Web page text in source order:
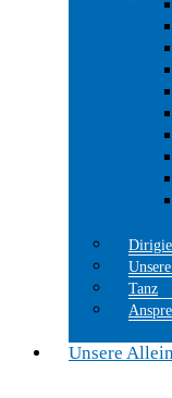
Tanz
Unsere